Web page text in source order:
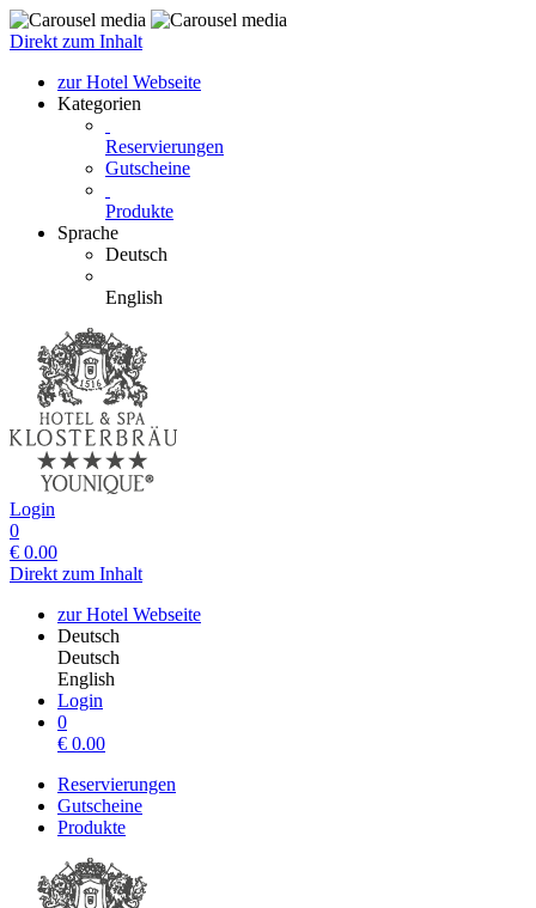
Direkt zum Inhalt
zur Hotel Webseite
Kategorien
Reservierungen
Gutscheine
Produkte
Sprache
Deutsch
English
Login
0
€ 0.00
Direkt zum Inhalt
zur Hotel Webseite
Deutsch
Deutsch
English
Login
0
€ 0.00
Reservierungen
Gutscheine
Produkte